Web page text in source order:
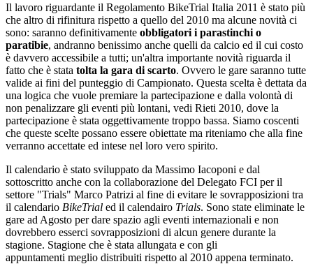
Il lavoro riguardante il Regolamento BikeTrial Italia 2011 è stato più
che altro di rifinitura rispetto a quello del 2010 ma alcune novità ci
sono: saranno definitivamente obbligatori i parastinchi o
paratibie, andranno benissimo anche quelli da calcio ed il cui costo
è davvero accessibile a tutti; un'altra importante novità riguarda il
fatto che è stata tolta la gara di scarto. Ovvero le gare saranno tutte
valide ai fini del punteggio di Campionato. Questa scelta è dettata da
una logica che vuole premiare la partecipazione e dalla volontà di
non penalizzare gli eventi più lontani, vedi Rieti 2010, dove la
partecipazione è stata oggettivamente troppo bassa. Siamo coscenti
che queste scelte possano essere obiettate ma riteniamo che alla fine
verranno accettate ed intese nel loro vero spirito.
Il calendario è stato sviluppato da Massimo Iacoponi e dal
sottoscritto anche con la collaborazione del Delegato FCI per il
settore "Trials" Marco Patrizi al fine di evitare le sovrapposizioni tra
il calendario BikeTrial ed il calendairo Trials. Sono state eliminate le
gare ad Agosto per dare spazio agli eventi internazionali e non
dovrebbero esserci sovrapposizioni di alcun genere durante la
stagione. Stagione che è stata allungata e con gli
appuntamenti meglio distribuiti rispetto al 2010 appena terminato.